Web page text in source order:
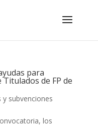
para
de FP de
y subvenciones
los